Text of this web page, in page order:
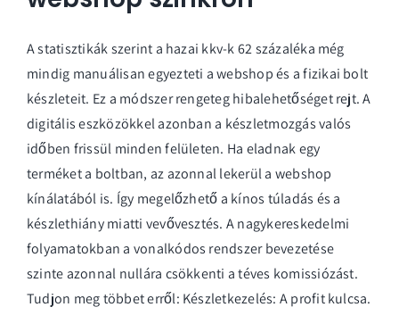
A statisztikák szerint a hazai kkv-k 62 százaléka még
mindig manuálisan egyezteti a webshop és a fizikai bolt
készleteit. Ez a módszer rengeteg hibalehetőséget rejt. A
digitális eszközökkel azonban a készletmozgás valós
időben frissül minden felületen. Ha eladnak egy
terméket a boltban, az azonnal lekerül a webshop
kínálatából is. Így megelőzhető a kínos túladás és a
készlethiány miatti vevővesztés. A nagykereskedelmi
folyamatokban a vonalkódos rendszer bevezetése
szinte azonnal nullára csökkenti a téves komissiózást.
Tudjon meg többet erről: Készletkezelés: A profit kulcsa.